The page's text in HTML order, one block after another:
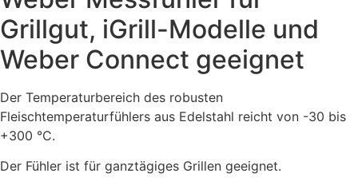
und
Weber
Connect
geeignet
Menge
Grillgut, iGrill-Modelle und
Weber Connect geeignet
Der Temperaturbereich des robusten
Fleischtemperaturfühlers aus Edelstahl reicht von -30 bis
+300 °C.
Der Fühler ist für ganztägiges Grillen geeignet.